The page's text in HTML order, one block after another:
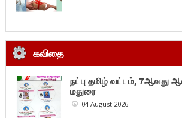
கவிதை
நட்பு தமிழ் வட்டம், 7ஆவது
மதுரை
04 August 2026